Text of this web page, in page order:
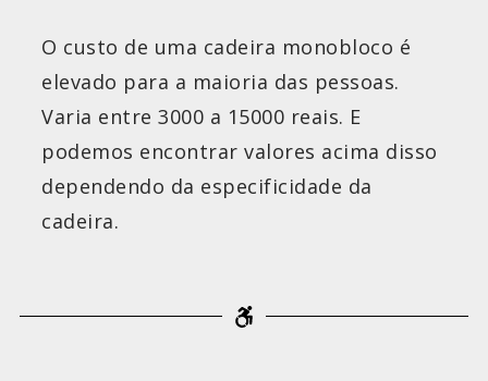
O custo de uma cadeira monobloco é
elevado para a maioria das pessoas.
Varia entre 3000 a 15000 reais. E
podemos encontrar valores acima disso
dependendo da especificidade da
cadeira.